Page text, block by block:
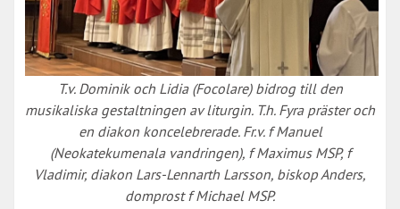
T.v. Dominik och Lidia (Focolare) bidrog till den
musikaliska gestaltningen av liturgin. T.h. Fyra präster och
en diakon koncelebrerade. Fr.v. f Manuel
(Neokatekumenala vandringen), f Maximus MSP, f
Vladimir, diakon Lars-Lennarth Larsson, biskop Anders,
domprost f Michael MSP.